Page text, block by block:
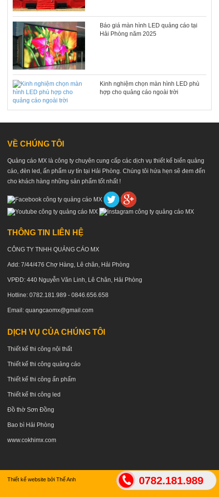
Báo giá màn hình LED quảng cáo tại
Hải Phòng năm 2025
Kinh nghiệm chọn màn hình LED phù
hợp cho quảng cáo ngoài trời
VỀ CHÚNG TÔI
Quảng cáo MX là công ty chuyên cung cấp các dịch vụ thiết kế biển quảng
cáo, đèn led, ấn phẩm uy tín tại Hải Phòng. Chúng tôi hứa hẹn sẽ đem đến
cho khách hàng những sản phẩm tốt nhất !
THÔNG TIN LIÊN HỆ
CÔNG TY TNHH QUẢNG CÁO MX
Add: 7/44/476 Chợ Hàng, Lê chân, Hải Phòng
VPĐD: 440 Nguyễn Văn Linh, Lê Chân, Hải Phòng
Hotline: 0782.181.989 - 0846.656.658
Email: quangcaomx@gmail.com
DỊCH VỤ CỦA CHÚNG TÔI
Thiết kế thi công nội thất
Thiết kế thi công quảng cáo
Thiết kế thi công ấn phẩm
Thiết kế thi công led
Đồ thờ Sơn Đồng
Bao bì Hải Phòng
www.cokhimx.com
Thiết kế website bởi Thế Anh 0782.181.989